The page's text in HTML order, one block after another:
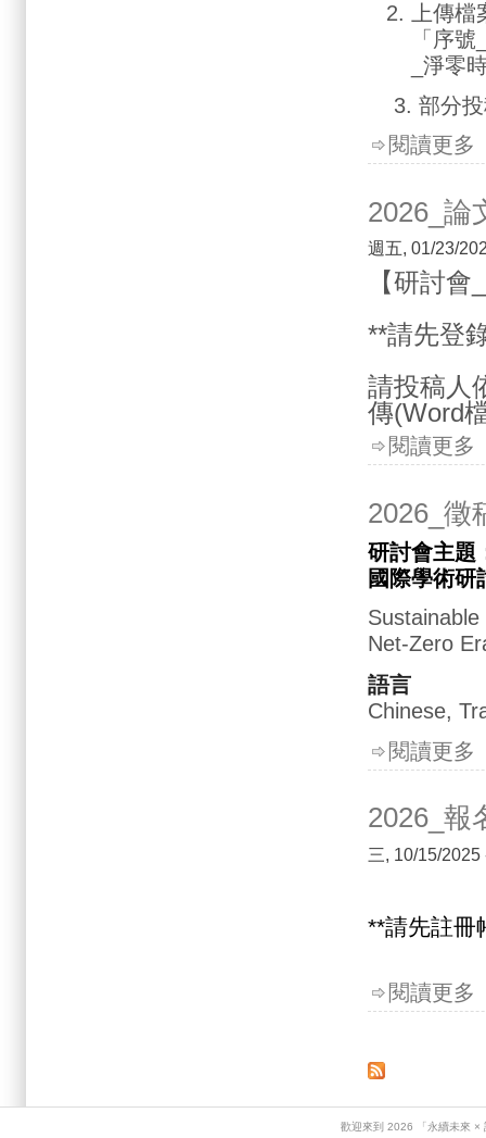
上傳
「序
_淨零
3. 部分
閱讀更多
2026_論
週五, 01/23/
【研討
**請先登
請投稿人
傳(Word
閱讀更多
2026_徵
研討會主題
國際學術研
Net-Zero
語言
Chinese,
閱讀更多
2026_報
三, 10/15/
**請先註冊
閱讀更多
歡迎來到 2026 「永續未來 ×